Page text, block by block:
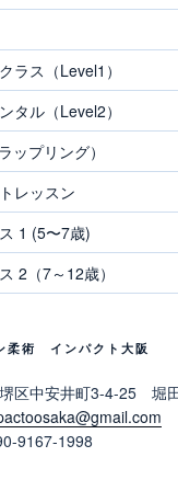
ラス（Level1）
タル（Level2）
ップリング）
レッスン
1 (5〜7歳)
2（7～12歳）
柔術 インパクト大阪
区中安井町3-4-25 堀
9167-1998